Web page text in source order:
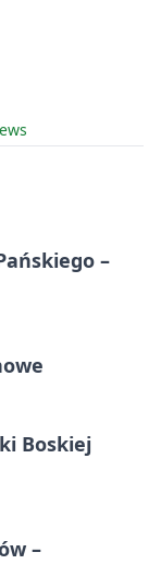
–
Boskiej
–